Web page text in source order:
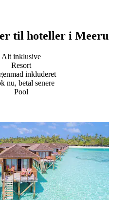
til hoteller i Meeru
Alt inklusive
Resort
inkluderet
nu, betal senere
Pool